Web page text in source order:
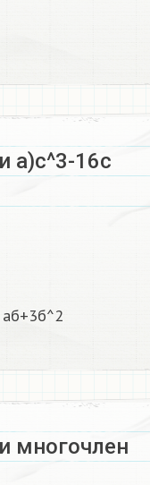
а)с^3-16с
многочлен